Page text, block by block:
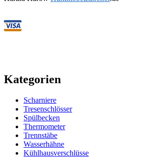
Kategorien
Scharniere
Tresenschlösser
Spülbecken
Thermometer
Trennstäbe
Wasserhähne
Kühlhausverschlüsse